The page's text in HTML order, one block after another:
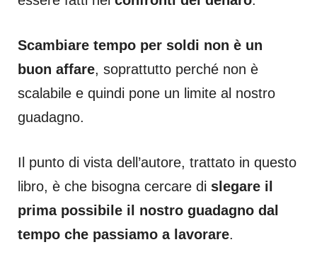
Scambiare tempo per soldi non è un
buon affare, soprattutto perché non è
scalabile e quindi pone un limite al nostro
guadagno.
Il punto di vista dell’autore, trattato in questo
libro, è che bisogna cercare di slegare il
prima possibile il nostro guadagno dal
tempo che passiamo a lavorare.